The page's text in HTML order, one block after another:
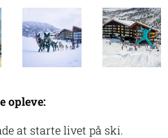
opleve:
at starte livet på ski.